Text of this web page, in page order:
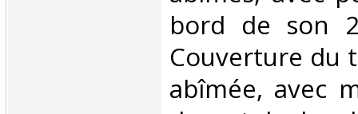
bord de son
Couverture du
abîmée, avec